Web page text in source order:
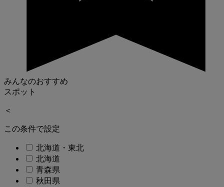
みんなのおすすめ
スポット
＜
この条件で設定
北海道・東北
北海道
青森県
秋田県